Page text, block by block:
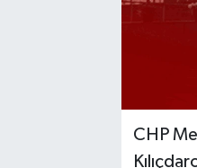
CHP